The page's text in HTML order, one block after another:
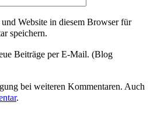
Website in diesem Browser für
speichern.
Beiträge per E-Mail. (Blog
bei weiteren Kommentaren. Auch
.